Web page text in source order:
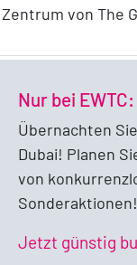
von The
Nur bei
Übernachten
Dubai! Planen
von
Sonderaktionen!
Jetzt günstig